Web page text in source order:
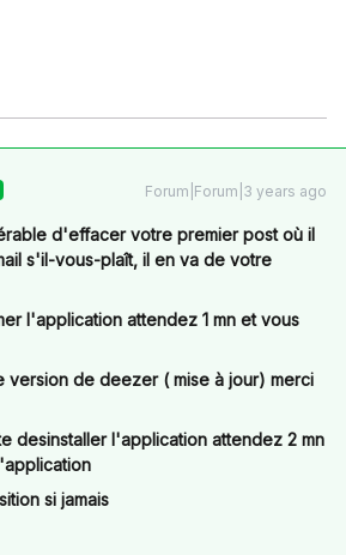
Forum|Forum|3 years ago
d'effacer votre premier post où il
s'il-vous-plaît, il en va de votre
l'application attendez 1 mn et vous
version de deezer ( mise à jour) merci
desinstaller l'application attendez 2 mn
si jamais